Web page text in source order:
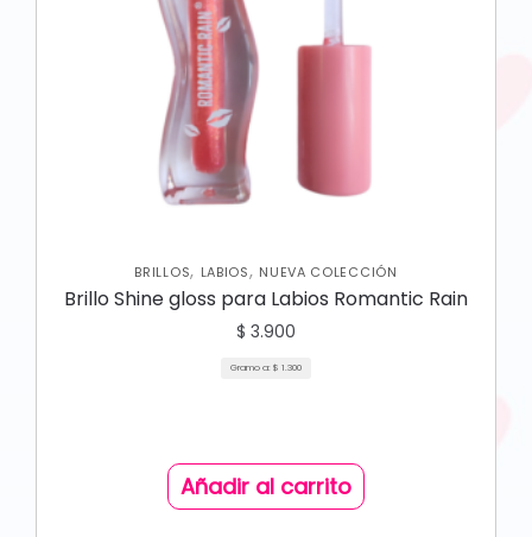
BRILLOS, LABIOS, NUEVA COLECCIÓN
Brillo Shine gloss para Labios Romantic Rain
$ 3.900
Gramo a: $ 1.300
Añadir al carrito